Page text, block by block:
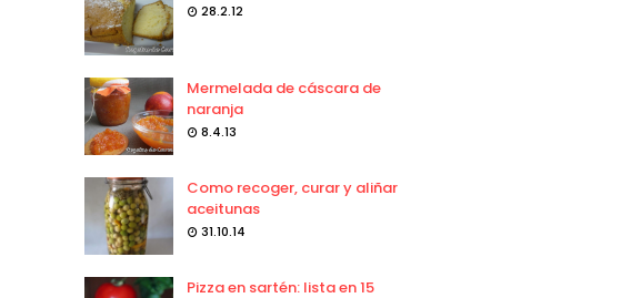
28.2.12
Mermelada de cáscara de
naranja
8.4.13
Como recoger, curar y aliñar
aceitunas
31.10.14
Pizza en sartén: lista en 15